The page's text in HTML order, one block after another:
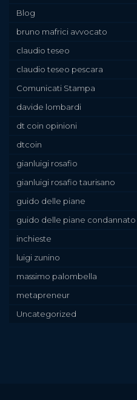
Blog
bruno mafrici avvocato
claudio teseo
claudio teseo pescara
Comunicati Stampa
davide lombardi
dt coin opinioni
dtcoin
gianluigi rosafio
gianluigi rosafio taurisano
guido delle piane
guido delle piane condannato
inchieste
luigi zunino
massimo palombella
metapreneur
Uncategorized